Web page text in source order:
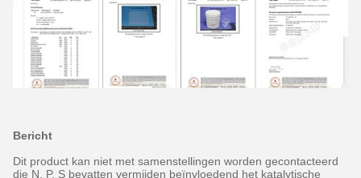
Bericht
Dit product kan niet met samenstellingen worden gecontacteerd
die N, P, S bevatten vermijden beïnvloedend het katalytische